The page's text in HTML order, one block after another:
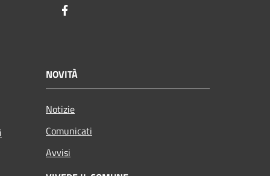
NOVITÀ
Notizie
Comunicati
Avvisi